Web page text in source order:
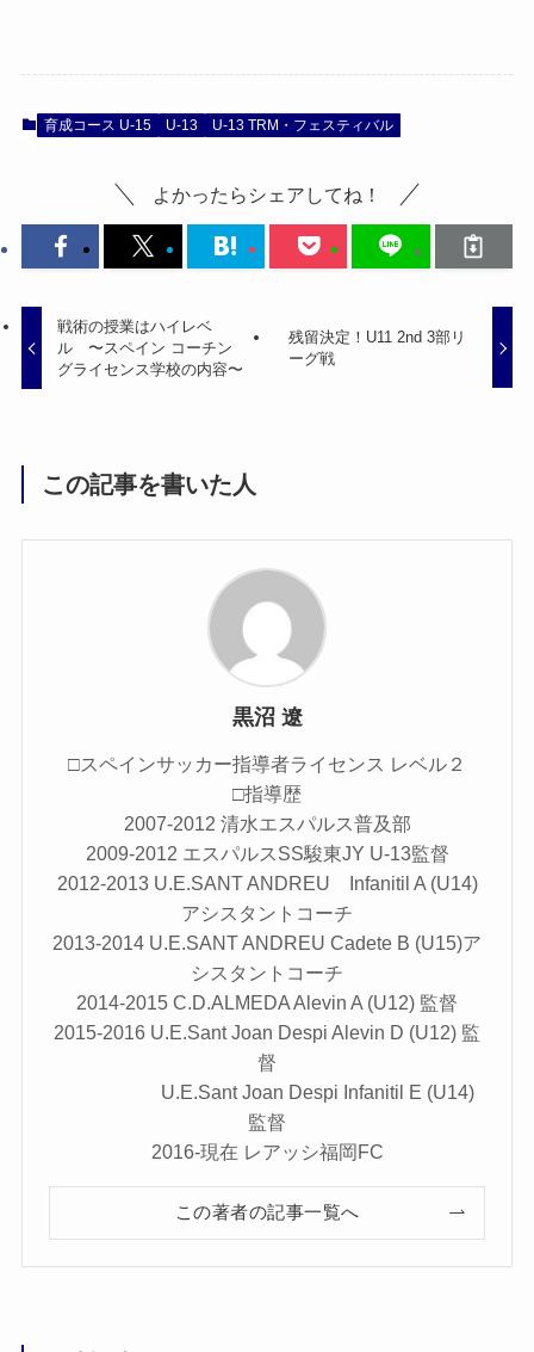
育成コース U-15 U-13 U-13 TRM・フェスティバル
よかったらシェアしてね！
戦術の授業はハイレベ
ル 〜スペイン コーチン
グライセンス学校の内容〜
残留決定！U11 2nd 3部リ
ーグ戦
この記事を書いた人
黒沼 遼
□スペインサッカー指導者ライセンス レベル２
□指導歴
2007-2012 清水エスパルス普及部
2009-2012 エスパルスSS駿東JY U-13監督
2012-2013 U.E.SANT ANDREU Infanitil A (U14)
アシスタントコーチ
2013-2014 U.E.SANT ANDREU Cadete B (U15)ア
シスタントコーチ
2014-2015 C.D.ALMEDA Alevin A (U12) 監督
2015-2016 U.E.Sant Joan Despi Alevin D (U12) 監
督
U.E.Sant Joan Despi Infanitil E (U14)
監督
2016-現在 レアッシ福岡FC
この著者の記事一覧へ